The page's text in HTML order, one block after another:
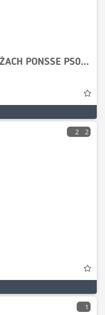
CZUJNIK ŚREDNICY NA NOŻACH PONSSE PS0814 PS0814
2 2
1